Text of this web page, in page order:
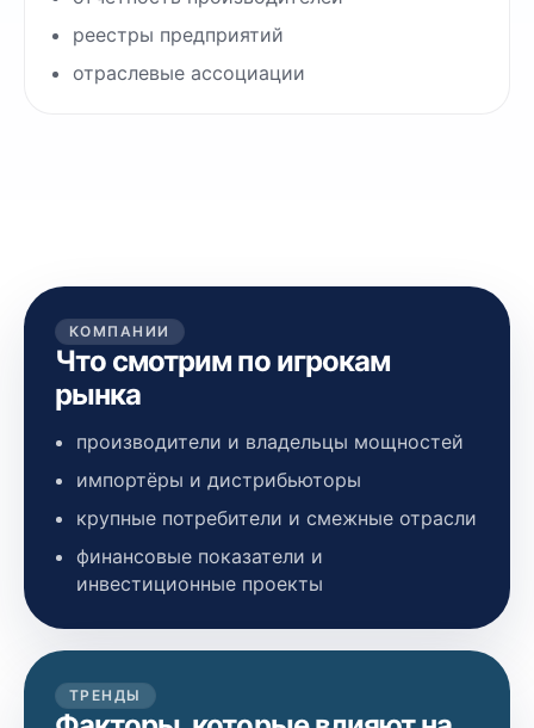
реестры предприятий
отраслевые ассоциации
КОМПАНИИ
Что смотрим по игрокам
рынка
производители и владельцы мощностей
импортёры и дистрибьюторы
крупные потребители и смежные отрасли
финансовые показатели и
инвестиционные проекты
ТРЕНДЫ